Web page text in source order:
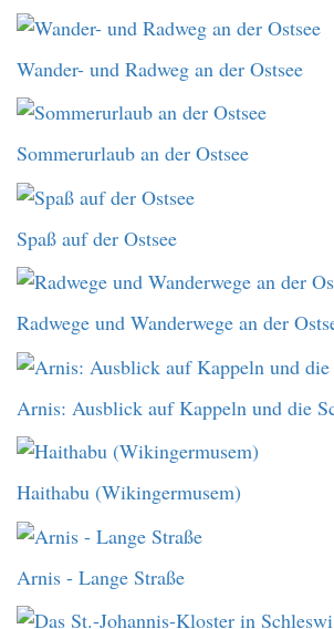
Wander- und Radweg an der Ostsee
Sommerurlaub an der Ostsee
Spaß auf der Ostsee
Radwege und Wanderwege an der
Arnis: Ausblick auf Kappeln und die
Haithabu (Wikingermusem)
Arnis - Lange Straße